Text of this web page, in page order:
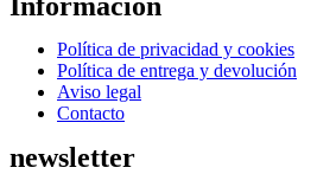
Menú
Política de privacidad y cookies
Política de entrega y devolución
Aviso legal
Contacto
newsletter